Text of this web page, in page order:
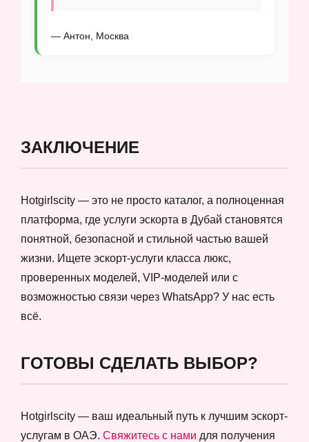
— Антон, Москва
ЗАКЛЮЧЕНИЕ
Hotgirlscity — это не просто каталог, а полноценная
платформа, где услуги эскорта в Дубай становятся
понятной, безопасной и стильной частью вашей
жизни. Ищете эскорт-услуги класса люкс,
проверенных моделей, VIP-моделей или с
возможностью связи через WhatsApp? У нас есть
всё.
ГОТОВЫ СДЕЛАТЬ ВЫБОР?
Hotgirlscity — ваш идеальный путь к лучшим эскорт-
услугам в ОАЭ. Свяжитесь с нами для получения